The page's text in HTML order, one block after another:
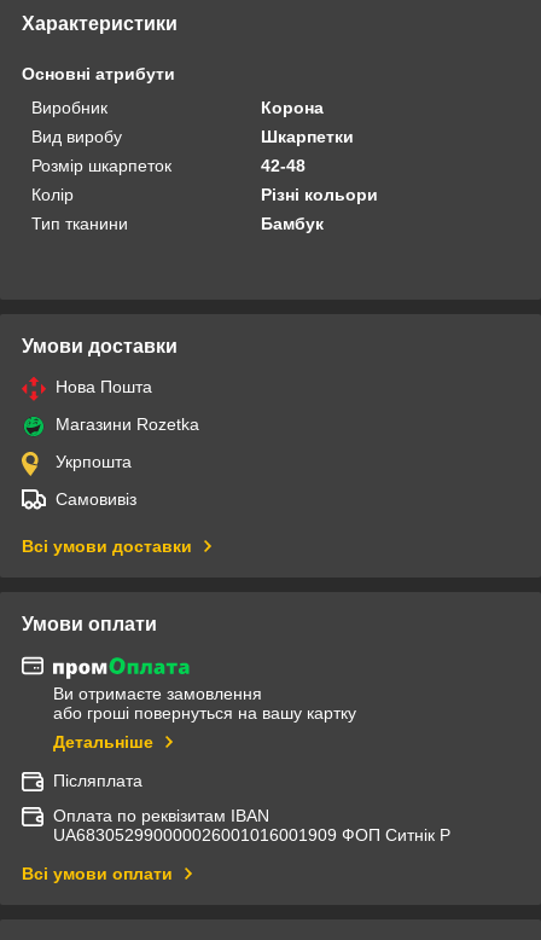
Характеристики
Основні атрибути
Виробник
Корона
Вид виробу
Шкарпетки
Розмір шкарпеток
42-48
Колір
Різні кольори
Тип тканини
Бамбук
Умови доставки
Нова Пошта
Магазини Rozetka
Укрпошта
Самовивіз
Всі умови доставки
Умови оплати
Ви отримаєте замовлення
або гроші повернуться на вашу картку
Детальніше
Післяплата
Оплата по реквізитам IBAN
UА683052990000026001016001909 ФОП Ситнік Р
Всі умови оплати